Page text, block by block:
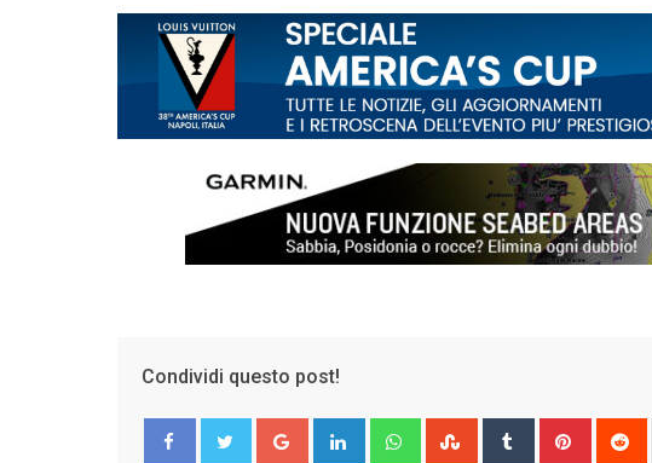
Condividi questo post!
Google+ LinkedIn WhatsappStumbleUpon
Tumblr Pinterest